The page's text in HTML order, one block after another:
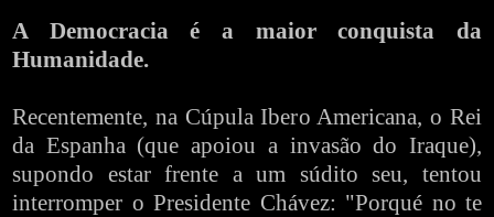
A Democracia é a maior conquista da
Humanidade.
Recentemente, na Cúpula Ibero Americana, o Rei
da Espanha (que apoiou a invasão do Iraque),
supondo estar frente a um súdito seu, tentou
interromper o Presidente Chávez: "Porqué no te